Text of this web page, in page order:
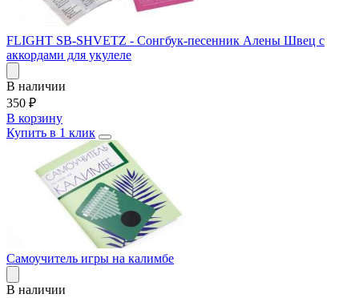
FLIGHT SB-SHVETZ - Сонгбук-песенник Алены Швец с
аккордами для укулеле
В наличии
350 ₽
В корзину
Купить в 1 клик
Самоучитель игры на калимбе
В наличии